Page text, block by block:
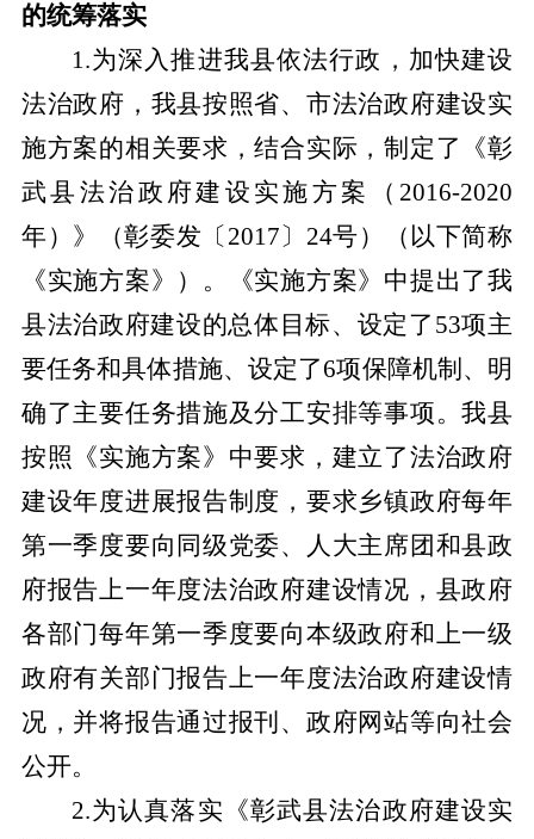
的统筹落实
1.为深入推进我县依法行政，加快建设
法治政府，我县按照省、市法治政府建设实
施方案的相关要求，结合实际，制定了《彰
武县法治政府建设实施方案（ 2016-2020
年）》（彰委发〔2017〕24号）（以下简称
《实施方案》）。《实施方案》中提出了我
县法治政府建设的总体目标、设定了53项主
要任务和具体措施、设定了6项保障机制、明
确了主要任务措施及分工安排等事项。我县
按照《实施方案》中要求，建立了法治政府
建设年度进展报告制度，要求乡镇政府每年
第一季度要向同级党委、人大主席团和县政
府报告上一年度法治政府建设情况，县政府
各部门每年第一季度要向本级政府和上一级
政府有关部门报告上一年度法治政府建设情
况，并将报告通过报刊、政府网站等向社会
公开。
2.为认真落实《彰武县法治政府建设实